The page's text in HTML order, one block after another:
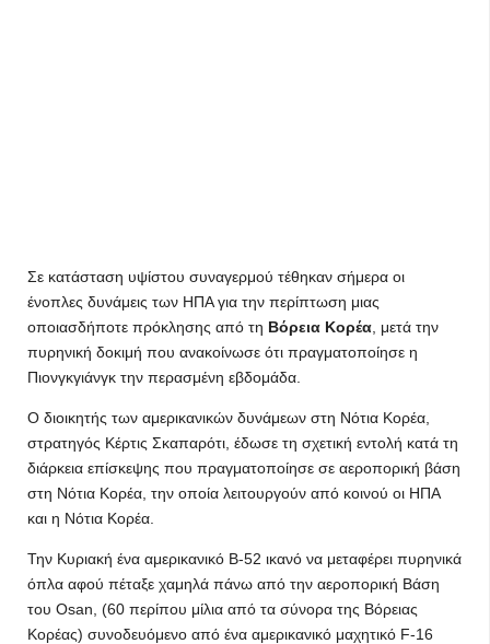
Σε κατάσταση υψίστου συναγερμού τέθηκαν σήμερα οι
ένοπλες δυνάμεις των ΗΠΑ για την περίπτωση μιας
οποιασδήποτε πρόκλησης από τη Βόρεια Κορέα , μετά την
πυρηνική δοκιμή που ανακοίνωσε ότι πραγματοποίησε η
Πιονγκγιάνγκ την περασμένη εβδομάδα.
Ο διοικητής των αμερικανικών δυνάμεων στη Νότια Κορέα,
στρατηγός Κέρτις Σκαπαρότι, έδωσε τη σχετική εντολή κατά τη
διάρκεια επίσκεψης που πραγματοποίησε σε αεροπορική βάση
στη Νότια Κορέα, την οποία λειτουργούν από κοινού οι ΗΠΑ
και η Νότια Κορέα.
Την Κυριακή ένα αμερικανικό Β-52 ικανό να μεταφέρει πυρηνικά
όπλα αφού πέταξε χαμηλά πάνω από την αεροπορική Βάση
του Osan, (60 περίπου μίλια από τα σύνορα της Βόρειας
Κορέας) συνοδευόμενο από ένα αμερικανικό μαχητικό F-16